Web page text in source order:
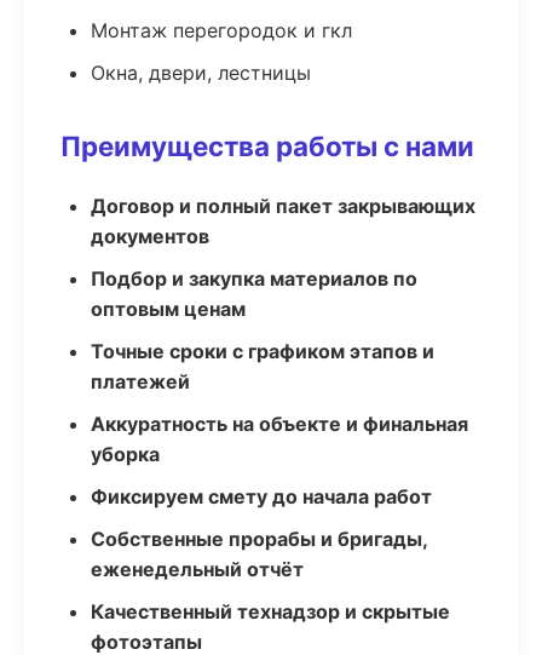
Монтаж перегородок и гкл
Окна, двери, лестницы
Преимущества работы с нами
Договор и полный пакет закрывающих
документов
Подбор и закупка материалов по
оптовым ценам
Точные сроки с графиком этапов и
платежей
Аккуратность на объекте и финальная
уборка
Фиксируем смету до начала работ
Собственные прорабы и бригады,
еженедельный отчёт
Качественный технадзор и скрытые
фотоэтапы